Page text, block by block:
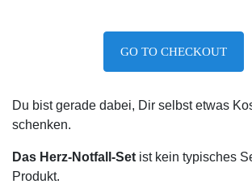
GO TO CHECKOUT
Du bist gerade dabei, Dir selbst etwas
schenken.
Das Herz-Notfall-Set ist kein typisches
Produkt.